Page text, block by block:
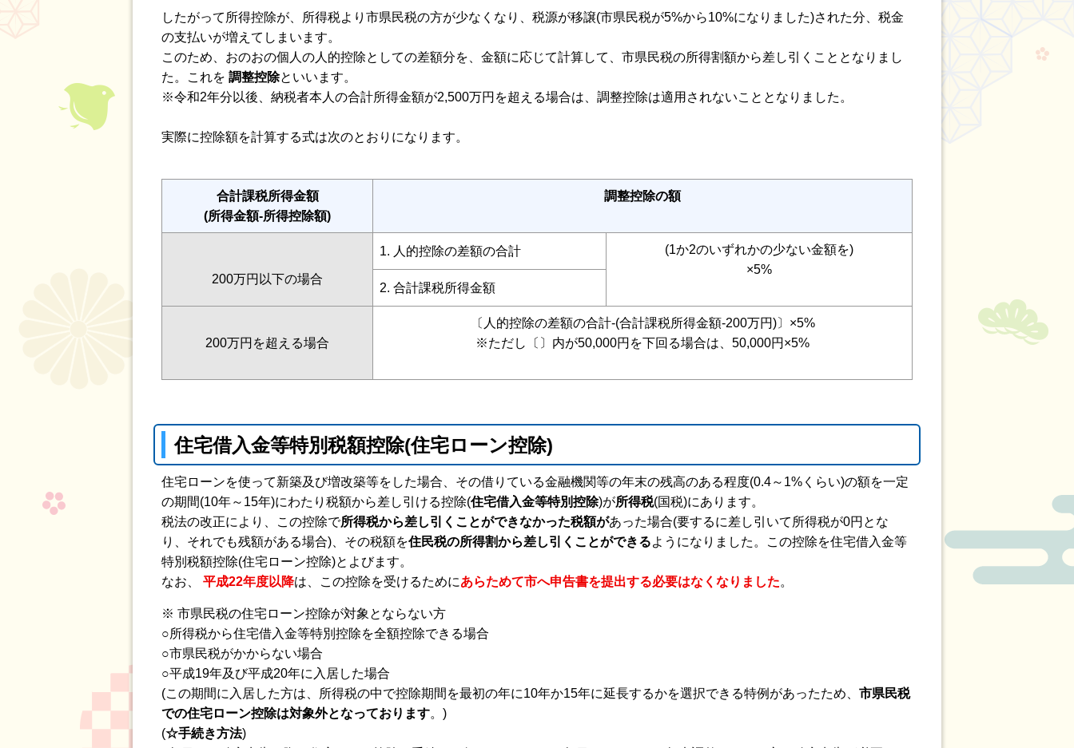
したがって所得控除が、所得税より市県民税の方が少なくなり、税源が移譲(市県民税が5%から10%になりました)された分、税金
の支払いが増えてしまいます。
このため、おのおの個人の人的控除としての差額分を、金額に応じて計算して、市県民税の所得割額から差し引くこととなりまし
た。これを 調整控除といいます。
※令和2年分以後、納税者本人の合計所得金額が2,500万円を超える場合は、調整控除は適用されないこととなりました。
実際に控除額を計算する式は次のとおりになります。
合計課税所得金額
(所得金額-所得控除額)
調整控除の額
200万円以下の場合
1. 人的控除の差額の合計
(1か2のいずれかの少ない金額を)
×5%
2. 合計課税所得金額
200万円を超える場合
〔人的控除の差額の合計-(合計課税所得金額-200万円)〕×5%
※ただし〔〕内が50,000円を下回る場合は、50,000円×5%
住宅借入金等特別税額控除(住宅ローン控除)
住宅ローンを使って新築及び増改築等をした場合、その借りている金融機関等の年末の残高のある程度(0.4～1%くらい)の額を一定
の期間(10年～15年)にわたり税額から差し引ける控除(住宅借入金等特別控除)が所得税(国税)にあります。
税法の改正により、この控除で所得税から差し引くことができなかった税額があった場合(要するに差し引いて所得税が0円とな
り、それでも残額がある場合)、その税額を住民税の所得割から差し引くことができるようになりました。この控除を住宅借入金等
特別税額控除(住宅ローン控除)とよびます。
なお、 平成22年度以降は、この控除を受けるためにあらためて市へ申告書を提出する必要はなくなりました。
※ 市県民税の住宅ローン控除が対象とならない方
○所得税から住宅借入金等特別控除を全額控除できる場合
○市県民税がかからない場合
○平成19年及び平成20年に入居した場合
(この期間に入居した方は、所得税の中で控除期間を最初の年に10年か15年に延長するかを選択できる特例があったため、 市県民税
での住宅ローン控除は対象外となっております。)
(☆手続き方法)